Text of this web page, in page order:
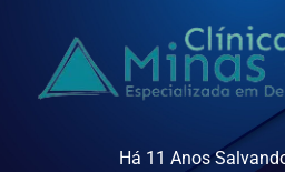
Há 11 Anos